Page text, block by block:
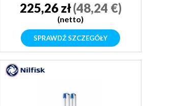
225,26 zł(48,24 €)
(netto)
SPRAWDŹ SZCZEGÓŁY